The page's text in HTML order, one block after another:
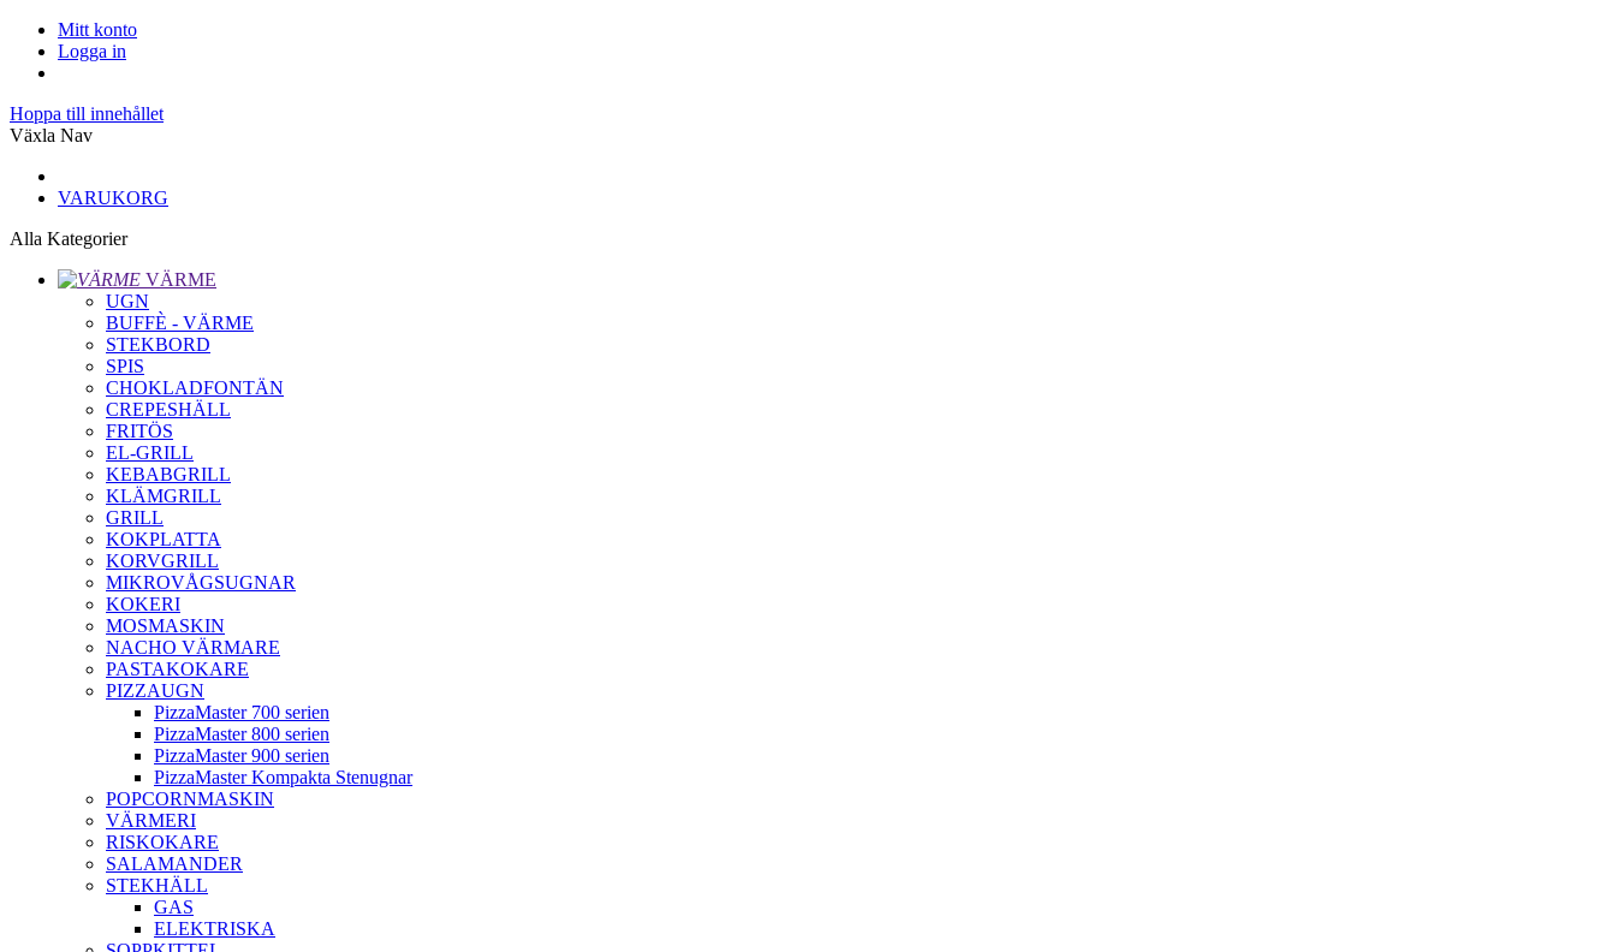
Mitt konto
Logga in
Hoppa till innehållet
Växla Nav
VARUKORG
Alla Kategorier
VÄRME
UGN
BUFFÈ - VÄRME
STEKBORD
SPIS
CHOKLADFONTÄN
CREPESHÄLL
FRITÖS
EL-GRILL
KEBABGRILL
KLÄMGRILL
GRILL
KOKPLATTA
KORVGRILL
MIKROVÅGSUGNAR
KOKERI
MOSMASKIN
NACHO VÄRMARE
PASTAKOKARE
PIZZAUGN
PizzaMaster 700 serien
PizzaMaster 800 serien
PizzaMaster 900 serien
PizzaMaster Kompakta Stenugnar
POPCORNMASKIN
VÄRMERI
RISKOKARE
SALAMANDER
STEKHÄLL
GAS
ELEKTRISKA